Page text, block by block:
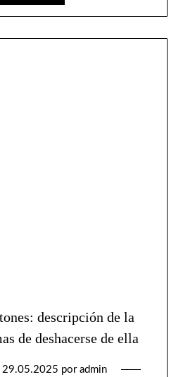
descripción de la
de deshacerse de ella
29.05.2025 por admin